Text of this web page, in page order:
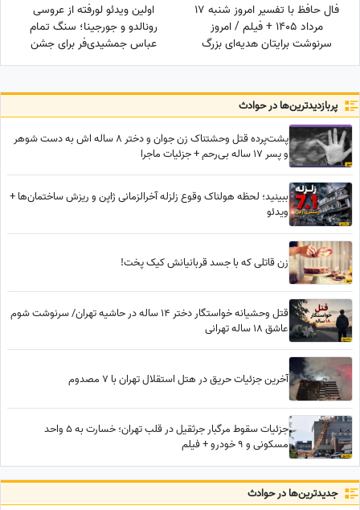
فال حافظ با تفسیر امروز شنبه 17
مرداد 1405 + فیلم / امروز
سرنوشت برایتان هدیه‌ای بزرگ
کنار گذاشته؛ شادی و موفقیت
اولین ویدئو لورفته از عروسی
رونالدو و جورجینا؛ سنگ تمام
عباس جمشیدی‌فر برای جشن
نوستالژیک ستاره فوتبال!
پربازدید‌ترین‌ها در حوادث
پشت‌پرده قتل وحشتناک زن جوان و دختر 8 ساله اش به دست شوهر
و پسر 17 ساله بی‌رحم + جزئیات ماجرا
ببینید؛ لحظه هولناک وقوع زلزله آخرالزمانی ژاپن و ریزش ساختمان‌ها +
ویدئو
زن قاتلی که با جسد قربانیانش کیک پخت!
قتل وحشیانه خواستگار دختر 14 ساله در حاشیه تهران/ سرنوشت شوم
عاشق 18 ساله تهرانی
آخرین جزئیات حریق در هتل استقلال تهران با 7 مصدوم
جزئیات سقوط مرگبار جرثقیل در قلب تهران؛ خسارت به 5 واحد
مسکونی و 9 خودرو + فیلم
جدید‌ترین‌ها در حوادث